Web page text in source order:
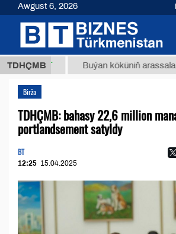
TDHÇMB
ТМТ Buýan köküniň
Birža
TDHÇMB: bahasy 22,6 million
portlandsement satyldy
BT
12:25 15.04.2025
Awgust 6, 2026